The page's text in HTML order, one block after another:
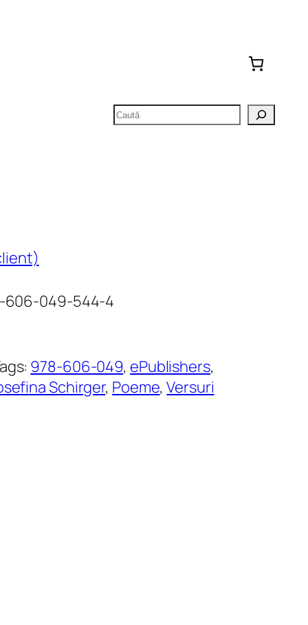
Caută
606-049-544-4
978-606-049, ePublishers
Schirger, Poeme, Versuri